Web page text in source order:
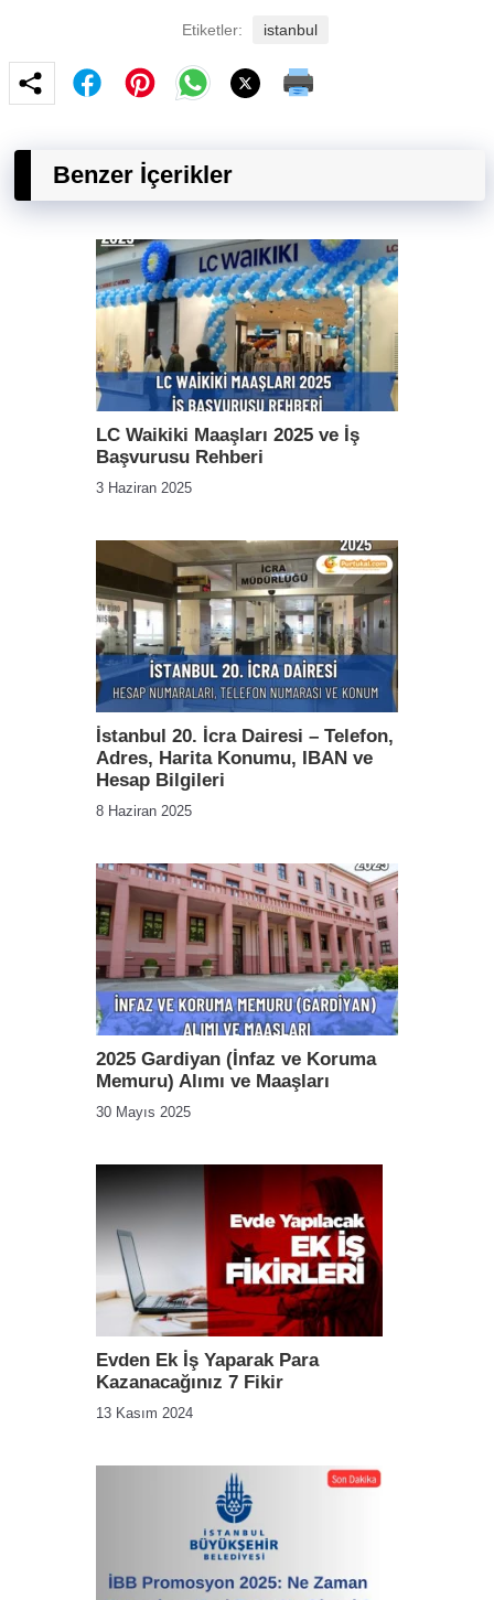
Etiketler: istanbul
Benzer İçerikler
LC Waikiki Maaşları 2025 ve İş
Başvurusu Rehberi
3 Haziran 2025
İstanbul 20. İcra Dairesi – Telefon,
Adres, Harita Konumu, IBAN ve
Hesap Bilgileri
8 Haziran 2025
2025 Gardiyan (İnfaz ve Koruma
Memuru) Alımı ve Maaşları
30 Mayıs 2025
Evden Ek İş Yaparak Para
Kazanacağınız 7 Fikir
13 Kasım 2024